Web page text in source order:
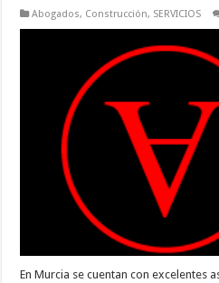
Abogados, Construcción, SERVICIOS
En Murcia se cuentan con excelentes